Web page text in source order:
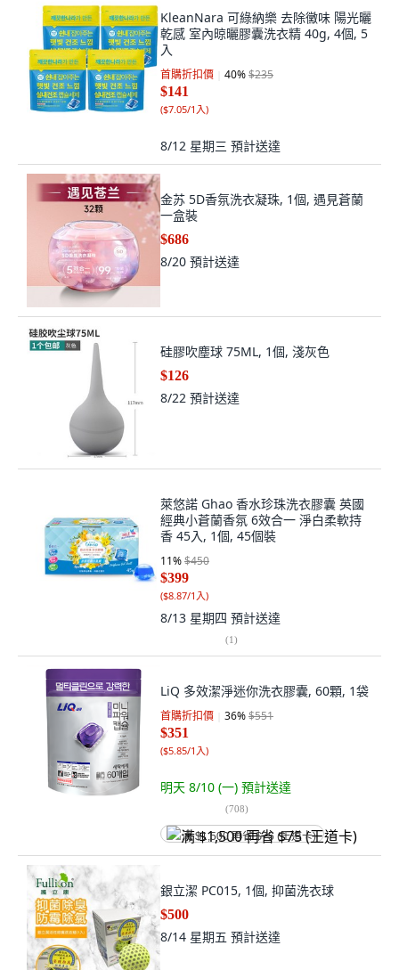
KleanNara 可綠納樂 去除黴味 陽光曬
乾感 室內晾曬膠囊洗衣精 40g, 4個, 5
入
首購折扣價 40%$235
$141
($7.05/1入)
8/12 星期三 預計送達
金苏 5D香氛洗衣凝珠, 1個, 遇見蒼蘭
一盒裝
$686
8/20 預計送達
硅膠吹塵球 75ML, 1個, 淺灰色
$126
8/22 預計送達
萊悠諾 Ghao 香水珍珠洗衣膠囊 英國
經典小蒼蘭香氛 6效合一 淨白柔軟持
香 45入, 1個, 45個裝
11%$450
$399
($8.87/1入)
8/13 星期四 預計送達
(1)
LiQ 多效潔淨迷你洗衣膠囊, 60顆, 1袋
首購折扣價 36%$551
$351
($5.85/1入)
明天 8/10 (一) 預計送達
(708)
满 $1,500 再省 $75 (王道卡)
銀立潔 PC015, 1個, 抑菌洗衣球
$500
8/14 星期五 預計送達